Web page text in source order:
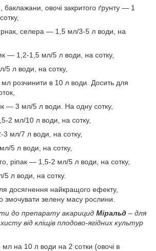
баклажани, овочі закритого ґрунту — 1
селера — 1,5 мл/3-5 л води, на
— 1,2-1,5 мл/5 л води, на сотку,
л води, на сотку,
розчинити в 10 л води. Досить для
— 3 мл/5 л води. На одну сотку,
2 мл/10 л води, на сотку,
3 мл/7 л води, на сотку,
5 л води, на сотку,
ріпак — 1,5-2 мл/5 л води, на сотку,
л води, на сотку.
досягнення найкращого ефекту,
змочувати зелену масу рослини.
до препарату акарицид Міральд – для
від кліщів плодово-ягідних культур
мл на 10 л води на 2 сотки (овочі в